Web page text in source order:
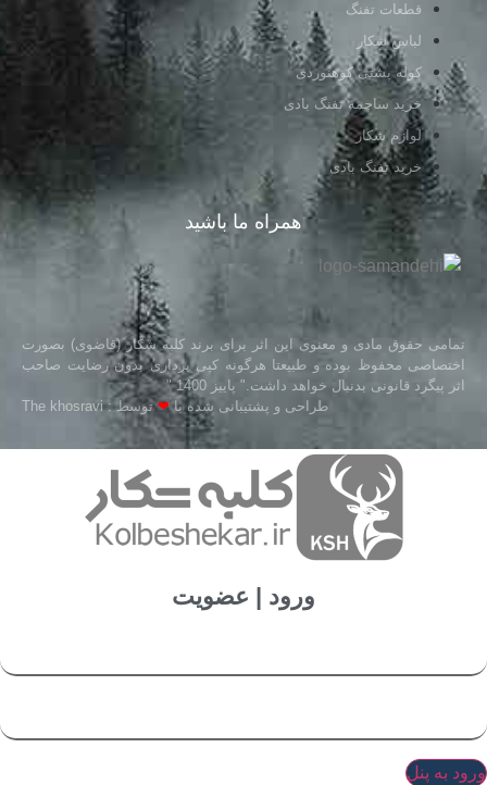
قطعات تفنگ
لباس شکار
کوله پشتی کوهنوردی
خرید ساچمه تفنگ بادی
لوازم شکار
خرید تفنگ بادی
همراه ما باشید
تمامی حقوق مادی و معنوی این اثر برای برند کلبه شکار (قاضوی) بصورت
اختصاصی محفوظ بوده و طبیعتا هرگونه کپی برداری بدون رضایت صاحب
اثر پیگرد قانونی بدنبال خواهد داشت." پاییز 1400 "
طراحی و پشتیبانی شده با❤توسط : The khosravi
ورود | عضویت
ورود به پنل